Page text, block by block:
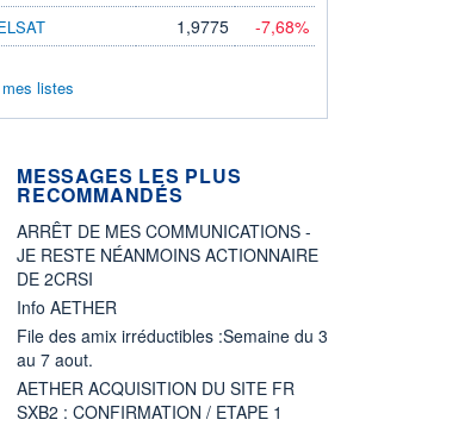
1,9775 -7,68%
listes
MESSAGES LES PLUS
RECOMMANDÉS
ARRÊT DE MES COMMUNICATIONS -
JE RESTE NÉANMOINS ACTIONNAIRE
DE 2CRSI
Info AETHER
File des amix irréductibles :Semaine du 3
au 7 aout.
AETHER ACQUISITION DU SITE FR
SXB2 : CONFIRMATION / ETAPE 1